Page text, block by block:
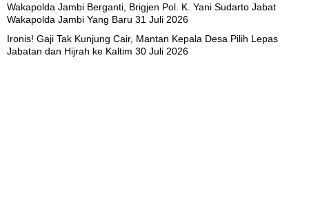
Wakapolda Jambi Berganti, Brigjen Pol. K. Yani Sudarto Jabat
Wakapolda Jambi Yang Baru 31 Juli 2026
Ironis! Gaji Tak Kunjung Cair, Mantan Kepala Desa Pilih Lepas
Jabatan dan Hijrah ke Kaltim 30 Juli 2026